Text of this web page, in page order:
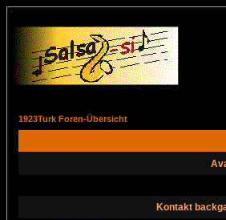
1923Turk Foren-Übersicht
Kontakt